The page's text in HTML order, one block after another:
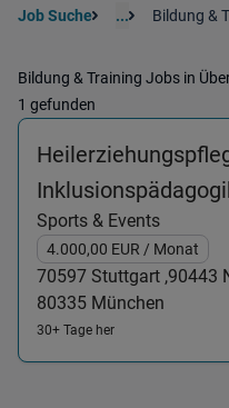
Job Suche ... Bildung &
Bildung & Training Jobs in
1 gefunden
Sports & Events
4.000,00 EUR / Monat
70597 Stuttgart ,90443
80335 München
30+ Tage her